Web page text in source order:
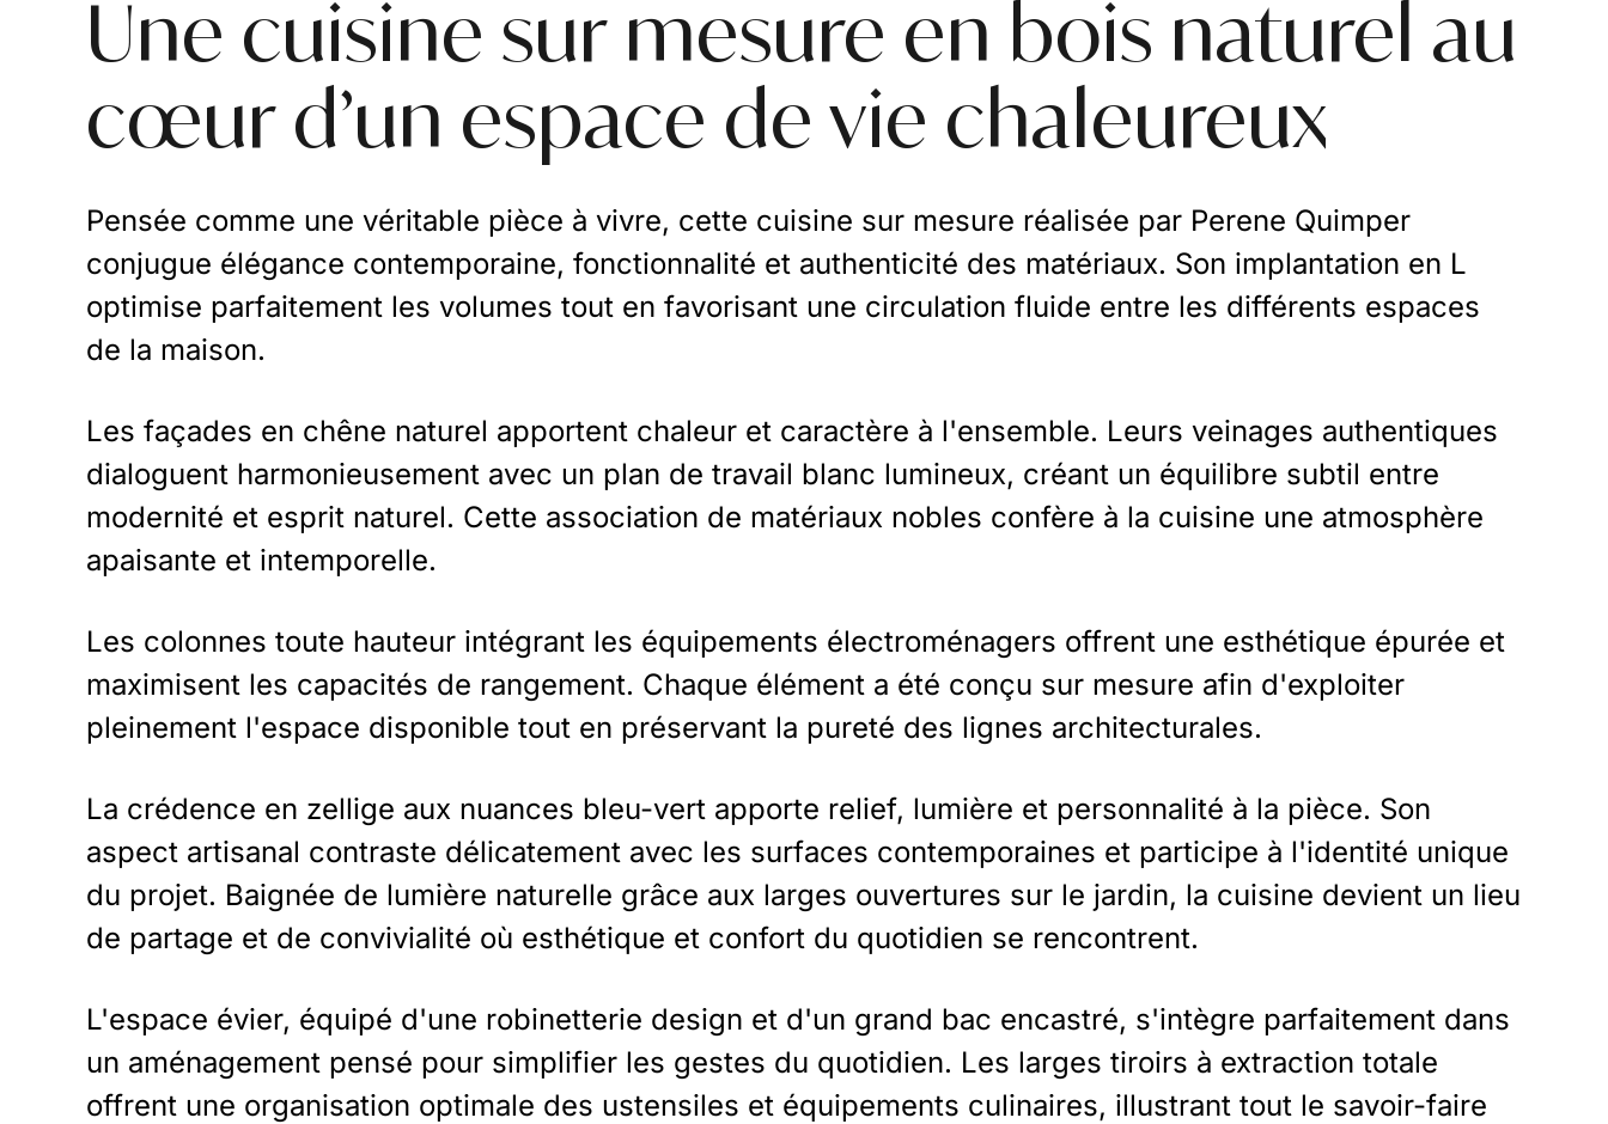
Une cuisine sur mesure en bois naturel au
cœur d’un espace de vie chaleureux
Pensée comme une véritable pièce à vivre, cette cuisine sur mesure réalisée par Perene Quimper
conjugue élégance contemporaine, fonctionnalité et authenticité des matériaux. Son implantation en L
optimise parfaitement les volumes tout en favorisant une circulation fluide entre les différents espaces
de la maison.
Les façades en chêne naturel apportent chaleur et caractère à l'ensemble. Leurs veinages authentiques
dialoguent harmonieusement avec un plan de travail blanc lumineux, créant un équilibre subtil entre
modernité et esprit naturel. Cette association de matériaux nobles confère à la cuisine une atmosphère
apaisante et intemporelle.
Les colonnes toute hauteur intégrant les équipements électroménagers offrent une esthétique épurée et
maximisent les capacités de rangement. Chaque élément a été conçu sur mesure afin d'exploiter
pleinement l'espace disponible tout en préservant la pureté des lignes architecturales.
La crédence en zellige aux nuances bleu-vert apporte relief, lumière et personnalité à la pièce. Son
aspect artisanal contraste délicatement avec les surfaces contemporaines et participe à l'identité unique
du projet. Baignée de lumière naturelle grâce aux larges ouvertures sur le jardin, la cuisine devient un lieu
de partage et de convivialité où esthétique et confort du quotidien se rencontrent.
L'espace évier, équipé d'une robinetterie design et d'un grand bac encastré, s'intègre parfaitement dans
un aménagement pensé pour simplifier les gestes du quotidien. Les larges tiroirs à extraction totale
offrent une organisation optimale des ustensiles et équipements culinaires, illustrant tout le savoir-faire